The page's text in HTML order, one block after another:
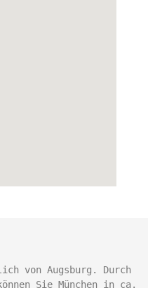
von Augsburg. Durch
Sie München in ca.